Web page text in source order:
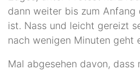
dann weiter bis zum
ist. Nass und leicht gereizt
nach wenigen Minuten geht
Mal abgesehen davon,